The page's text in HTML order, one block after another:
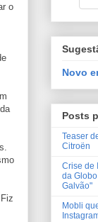
o
Novo
Posts
Teaser
Citroën
Crise de
da
Galvão"
Mobli